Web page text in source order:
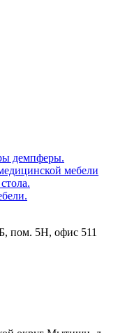
демпферы.
мебели
пом. 5Н, офис 511